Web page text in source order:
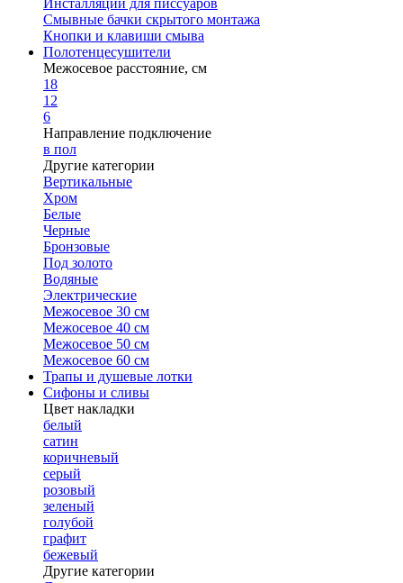
Инсталляции для писсуаров
Смывные бачки скрытого монтажа
Кнопки и клавиши смыва
Полотенцесушители
Межосевое расстояние, см
18
12
6
Направление подключение
в пол
Другие категории
Вертикальные
Хром
Белые
Черные
Бронзовые
Под золото
Водяные
Электрические
Межосевое 30 см
Межосевое 40 см
Межосевое 50 см
Межосевое 60 см
Трапы и душевые лотки
Сифоны и сливы
Цвет накладки
белый
сатин
коричневый
серый
розовый
зеленый
голубой
графит
бежевый
Другие категории